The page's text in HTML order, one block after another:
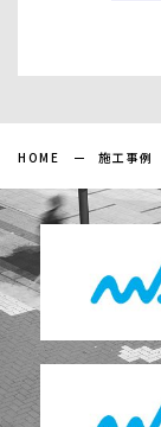
HOME 施工事例